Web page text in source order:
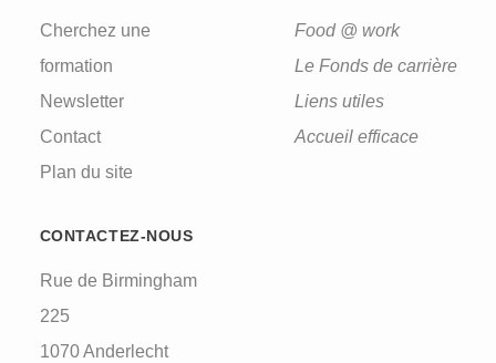
Cherchez une
formation
Newsletter
Contact
Plan du site
Food @ work
Le Fonds de carrière
Liens utiles
Accueil efficace
CONTACTEZ-NOUS
Rue de Birmingham
225
1070 Anderlecht